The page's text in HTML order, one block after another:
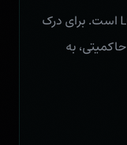
مدل ۸ کاناله بخشی از Luxota Full OTA است. برای درک
به